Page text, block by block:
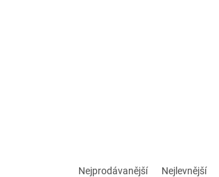
Nejprodávanější Nejlevnější